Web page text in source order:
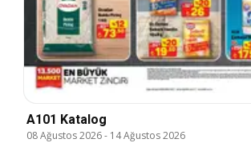
A101 Katalog
08 Ağustos 2026- 14 Ağustos 2026